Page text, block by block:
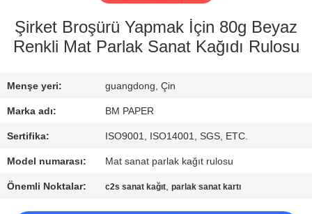
KALITE
BIZIMLE
ILETIŞIME
GEÇIN
Şirket Broşürü Yapmak İçin 80g Beyaz
Renkli Mat Parlak Sanat Kağıdı Rulosu
Menşe yeri: guangdong, Çin
Marka adı: BM PAPER
Sertifika: ISO9001, ISO14001, SGS, ETC.
Model numarası: Mat sanat parlak kağıt rulosu
Önemli Noktalar: c2s sanat kağıt,parlak sanat kartı